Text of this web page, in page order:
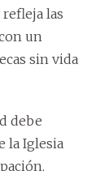
las
un
sin vida
debe
la Iglesia